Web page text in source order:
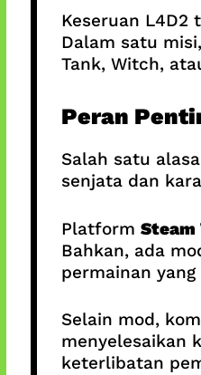
Keseruan L4D2
Dalam satu
Tank, Witch,
Peran
Salah satu
senjata dan
Platform Steam
Bahkan, ada
permainan
Selain mod,
menyelesaikan
keterlibatan